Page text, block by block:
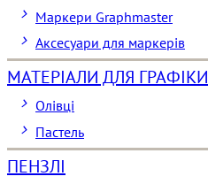
Маркери Graphmaster
Аксесуари для маркерів
МАТЕРІАЛИ ДЛЯ ГРАФІКИ
Олівці
Пастель
ПЕНЗЛІ